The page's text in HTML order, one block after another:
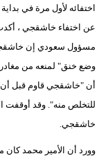
اختفائه لأول مرة في
عن اختفاء خاشقجي ،
مسؤول سعودي إن
وضع خنق" لمنعه من
أن "خاشقجي قاوم قبل
خاشقجي.
وورد أن الأمير محمد